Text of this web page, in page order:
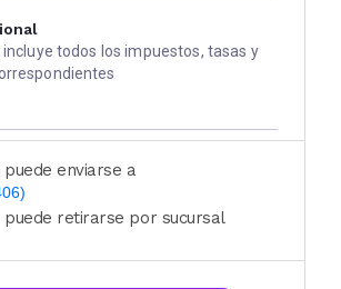
incluye todos los impuestos, tasas y
enviarse a
(sólo números)
CALCULAR
retirarse por sucursal